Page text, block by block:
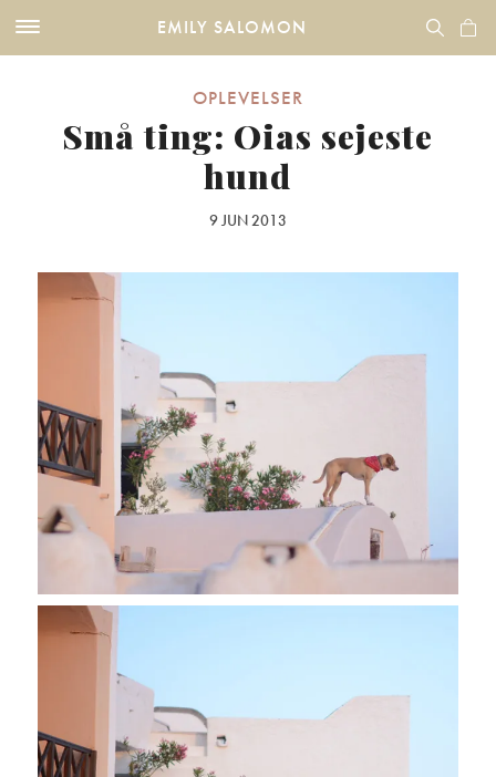
EMILY SALOMON
OPLEVELSER
Små ting: Oias sejeste
hund
9 JUN 2013